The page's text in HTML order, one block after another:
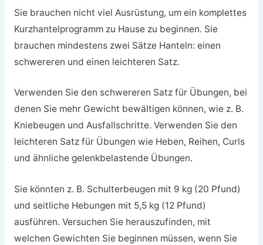
Sie brauchen nicht viel Ausrüstung, um ein komplettes
Kurzhantelprogramm zu Hause zu beginnen. Sie
brauchen mindestens zwei Sätze Hanteln: einen
schwereren und einen leichteren Satz.
Verwenden Sie den schwereren Satz für Übungen, bei
denen Sie mehr Gewicht bewältigen können, wie z. B.
Kniebeugen und Ausfallschritte. Verwenden Sie den
leichteren Satz für Übungen wie Heben, Reihen, Curls
und ähnliche gelenkbelastende Übungen.
Sie könnten z. B. Schulterbeugen mit 9 kg (20 Pfund)
und seitliche Hebungen mit 5,5 kg (12 Pfund)
ausführen. Versuchen Sie herauszufinden, mit
welchen Gewichten Sie beginnen müssen, wenn Sie